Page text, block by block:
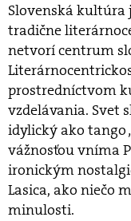
Slovenská kultúra
tradične
netvorí centrum
prostredníctvom
vzdelávania. Svet
idylický ako tango
vážnosťou vníma
ironickým
Lasica, ako niečo
minulosti.